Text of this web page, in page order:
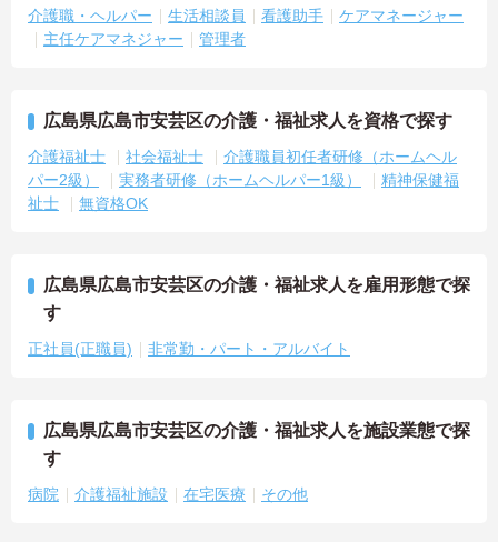
介護職・ヘルパー 生活相談員 看護助手
ケアマネージャー
主任ケアマネジャー
管理者
広島県広島市安芸区の介護・福祉求人を資格で探す
介護福祉士 社会福祉士
介護職員初任者研修（ホームヘル
パー2級）
実務者研修（ホームヘルパー1級）
精神保健福
祉士
無資格OK
広島県広島市安芸区の介護・福祉求人を雇用形態で探
す
正社員(正職員) 非常勤・パート・アルバイト
広島県広島市安芸区の介護・福祉求人を施設業態で探
す
病院 介護福祉施設 在宅医療 その他